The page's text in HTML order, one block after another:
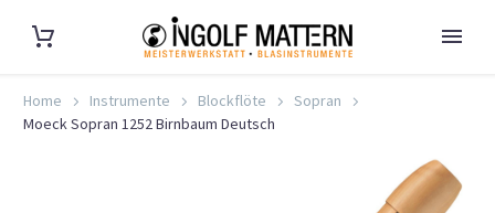
Home Instrumente Blockflöte
Sopran
Moeck Sopran 1252 Birnbaum Deutsch